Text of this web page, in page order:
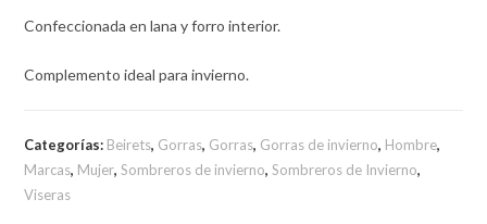
Confeccionada en lana y forro interior.
Complemento ideal para invierno.
Categorías: Beirets, Gorras, Gorras, Gorras de invierno, Hombre,
Marcas, Mujer,Sombreros de invierno,Sombreros de Invierno,
Viseras